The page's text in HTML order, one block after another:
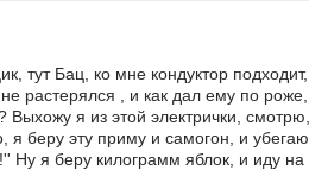
тут Бац, ко мне кондуктор подходит,
растерялся , и как дал ему по роже,
я из этой электрички, смотрю,
я беру эту приму и самогон, и убегаю
Ну я беру килограмм яблок, и иду на